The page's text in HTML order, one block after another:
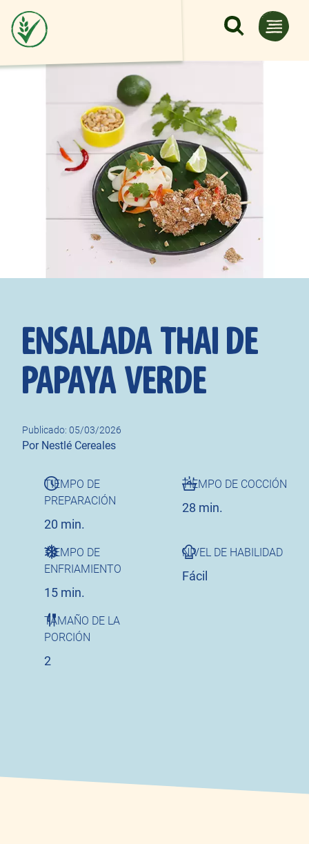
Pasar al contenido principal
ENSALADA THAI DE
PAPAYA VERDE
Publicado: 05/03/2026
Author
Por Nestlé Cereales
TIEMPO DE
PREPARACIÓN
20 min.
TIEMPO DE COCCIÓN
28 min.
TIEMPO DE
ENFRIAMIENTO
15 min.
NIVEL DE HABILIDAD
Fácil
TAMAÑO DE LA
PORCIÓN
2